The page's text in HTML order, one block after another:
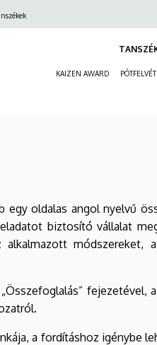
KAIZEN AWARD
egy oldalas angol nyelvű
biztosító vállalat
módszereket,
fejezetével,
a fordításhoz igénybe